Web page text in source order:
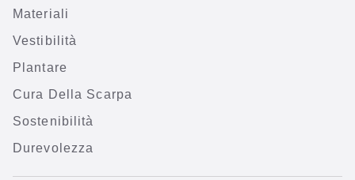
Materiali
Vestibilità
Plantare
Cura Della Scarpa
Sostenibilità
Durevolezza